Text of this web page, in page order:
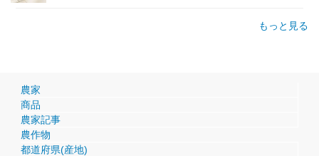
もっと見る
農家
商品
農家記事
農作物
都道府県(産地)